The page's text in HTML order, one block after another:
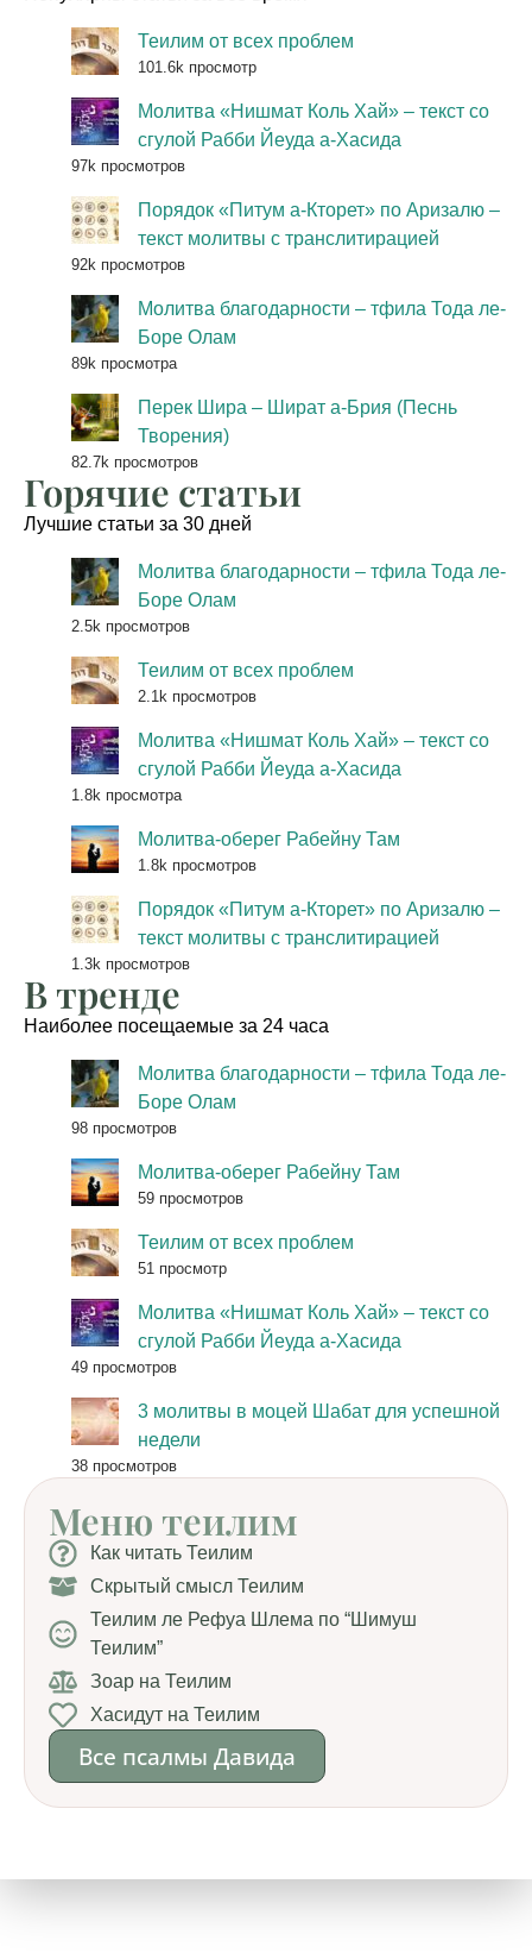
Теилим от всех проблем
101.6k просмотр
Молитва «Нишмат Коль Хай» – текст со
сгулой Рабби Йеуда а-Хасида
97k просмотров
Порядок «Питум а-Кторет» по Аризалю –
текст молитвы с транслитирацией
92k просмотров
Молитва благодарности – тфила Тода ле-
Боре Олам
89k просмотра
Перек Шира – Шират а-Брия (Песнь
Творения)
82.7k просмотров
Горячие статьи
Лучшие статьи за 30 дней
Молитва благодарности – тфила Тода ле-
Боре Олам
2.5k просмотров
Теилим от всех проблем
2.1k просмотров
Молитва «Нишмат Коль Хай» – текст со
сгулой Рабби Йеуда а-Хасида
1.8k просмотра
Молитва-оберег Рабейну Там
1.8k просмотров
Порядок «Питум а-Кторет» по Аризалю –
текст молитвы с транслитирацией
1.3k просмотров
В тренде
Наиболее посещаемые за 24 часа
Молитва благодарности – тфила Тода ле-
Боре Олам
98 просмотров
Молитва-оберег Рабейну Там
59 просмотров
Теилим от всех проблем
51 просмотр
Молитва «Нишмат Коль Хай» – текст со
сгулой Рабби Йеуда а-Хасида
49 просмотров
3 молитвы в моцей Шабат для успешной
недели
38 просмотров
Меню теилим
Как читать Теилим
Скрытый смысл Теилим
Теилим ле Рефуа Шлема по “Шимуш
Теилим”
Зоар на Теилим
Хасидут на Теилим
Все псалмы Давида